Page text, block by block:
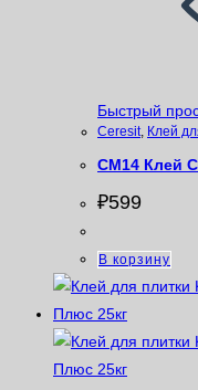
Быстрый
Ceresit, Клей
СM14 Клей
₽599
В корзину